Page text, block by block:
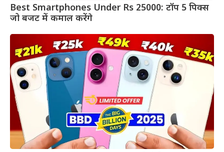
Best Smartphones Under Rs 25000: टॉप 5 पिक्स
जो बजट में कमाल करेंगे